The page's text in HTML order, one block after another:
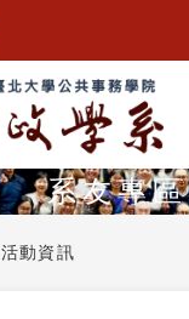
系友專區
活動資訊